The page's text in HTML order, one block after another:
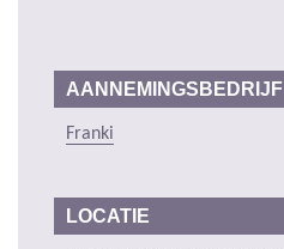
AANNEMINGSBEDRIJF
Franki
LOCATIE